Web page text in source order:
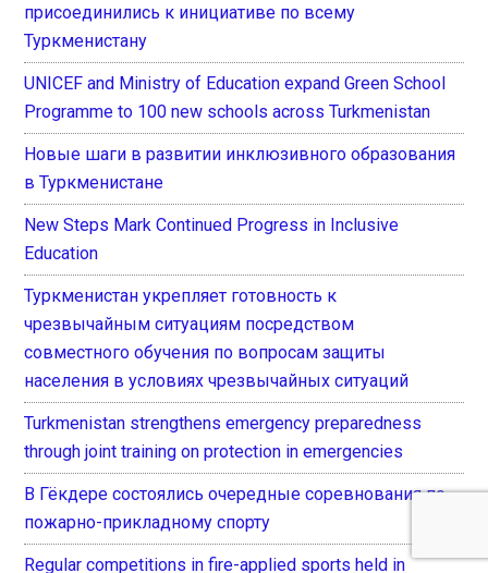
присоединились к инициативе по всему
Туркменистану
UNICEF and Ministry of Education expand Green School
Programme to 100 new schools across Turkmenistan
Новые шаги в развитии инклюзивного образования
в Туркменистане
New Steps Mark Continued Progress in Inclusive
Education
Туркменистан укрепляет готовность к
чрезвычайным ситуациям посредством
совместного обучения по вопросам защиты
населения в условиях чрезвычайных ситуаций
Turkmenistan strengthens emergency preparedness
through joint training on protection in emergencies
В Гёкдере состоялись очередные соревнования по
пожарно-прикладному спорту
Regular competitions in fire-applied sports held in